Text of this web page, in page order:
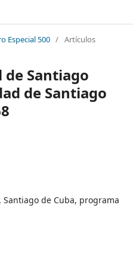
Especial 500 / Artículos
Santiago
de Santiago
de Cuba, programa